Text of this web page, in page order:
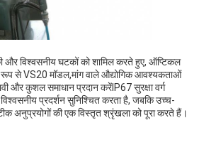
और विश्वसनीय घटकों को शामिल करते हुए, ऑप्टिकल
रूप से VS20 मॉडल,मांग वाले औद्योगिक आवश्यकताओं
और कुशल समाधान प्रदान करेंIP67 सुरक्षा वर्ग
विश्वसनीय प्रदर्शन सुनिश्चित करता है, जबकि उच्च-
अनुप्रयोगों की एक विस्तृत श्रृंखला को पूरा करते हैं।